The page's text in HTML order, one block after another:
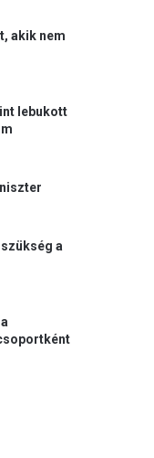
akik nem
lebukott
a